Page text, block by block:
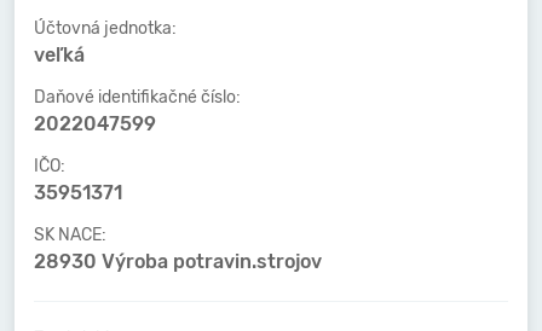
Účtovná jednotka:
veľká
Daňové identifikačné číslo:
2022047599
IČO:
35951371
SK NACE:
28930 Výroba potravin.strojov